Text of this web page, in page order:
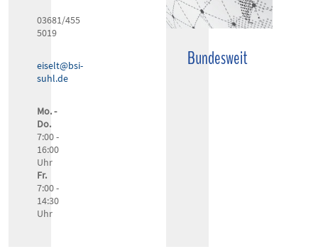
03681/455
5019
eiselt@bsi-
suhl.de
Mo. -
Do.
7:00 -
16:00
Uhr
Fr.
7:00 -
14:30
Uhr
Bundesweit